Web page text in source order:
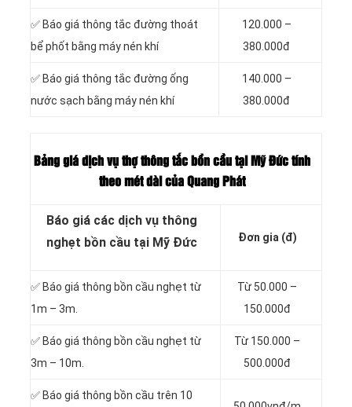
✅ Báo giá thông tắc đường thoát
bể phốt bằng máy nén khí
120.000 –
380.000đ
✅ Báo giá thông tắc đường ống
nước sạch bằng máy nén khí
140.000 –
380.000đ
Bảng giá dịch vụ thợ thông tắc bồn cầu tại Mỹ Đức tính
theo mét dài của Quang Phát
Báo giá các dịch vụ thông
nghẹt bồn cầu tại Mỹ Đức
Đơn gia (đ)
✅ Báo giá thông bồn cầu nghẹt từ
1m – 3m.
Từ 50.000 –
150.000đ
✅ Báo giá thông bồn cầu nghẹt từ
3m – 10m.
Từ 150.000 –
500.000đ
✅ Báo giá thông bồn cầu trên 10